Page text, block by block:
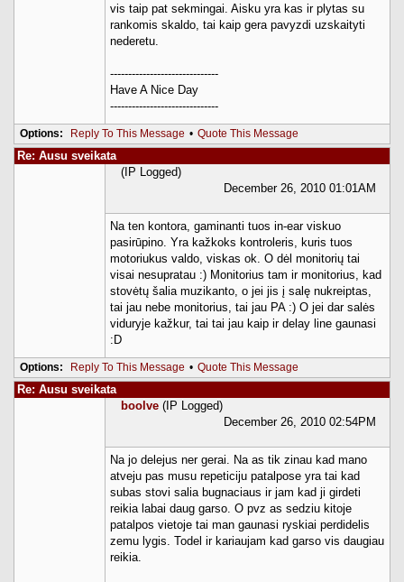
vis taip pat sekmingai. Aisku yra kas ir plytas su
rankomis skaldo, tai kaip gera pavyzdi uzskaityti
nederetu.
------------------------------
Have A Nice Day
------------------------------
Options: Reply To This Message • Quote This Message
Re: Ausu sveikata
(IP Logged)
December 26, 2010 01:01AM
Na ten kontora, gaminanti tuos in-ear viskuo
pasirūpino. Yra kažkoks kontroleris, kuris tuos
motoriukus valdo, viskas ok. O dėl monitorių tai
visai nesupratau :) Monitorius tam ir monitorius, kad
stovėtų šalia muzikanto, o jei jis į salę nukreiptas,
tai jau nebe monitorius, tai jau PA :) O jei dar salės
viduryje kažkur, tai tai jau kaip ir delay line gaunasi
:D
Options: Reply To This Message • Quote This Message
Re: Ausu sveikata
boolve (IP Logged)
December 26, 2010 02:54PM
Na jo delejus ner gerai. Na as tik zinau kad mano
atveju pas musu repeticiju patalpose yra tai kad
subas stovi salia bugnaciaus ir jam kad ji girdeti
reikia labai daug garso. O pvz as sedziu kitoje
patalpos vietoje tai man gaunasi ryskiai perdidelis
zemu lygis. Todel ir kariaujam kad garso vis daugiau
reikia.